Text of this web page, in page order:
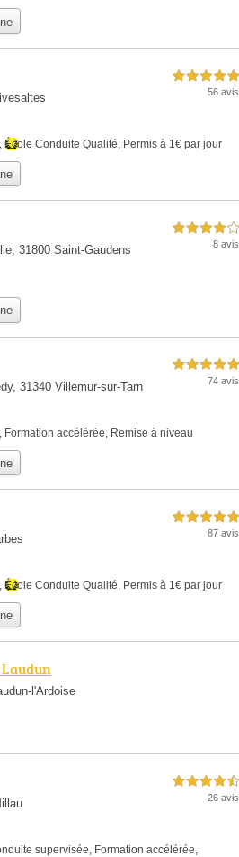
5,0 étoiles sur 5
56 avis
École Conduite Qualité Permis à 1€ par jour
31800 Saint-Gaudens
4,0 étoiles sur 5
8 avis
31340 Villemur-sur-Tarn
5,0 étoiles sur 5
74 avis
Formation accélérée Remise à niveau
5,0 étoiles sur 5
87 avis
, École Conduite Qualité, Permis à 1€ par jour
Laudun
l'Ardoise
4,5 étoiles sur 5
26 avis
supervisée Formation accélérée